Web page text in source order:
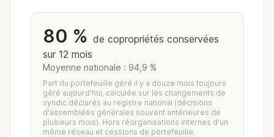
80 % de copropriétés conservées
sur 12 mois
Moyenne nationale : 94,9 %
Part du portefeuille géré il y a douze mois toujours
géré aujourd'hui, calculée sur les changements de
syndic déclarés au registre national (décisions
d'assemblées générales souvent antérieures de
plusieurs mois). Hors réorganisations internes d'un
même réseau et cessions de portefeuille.